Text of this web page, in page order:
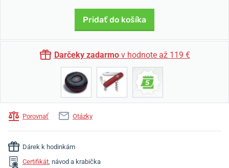
Pridať do košíka
Darčeky zadarmov hodnote až 119 €
Porovnať Otázky
Dárek k hodinkám
Certifikát, návod a krabička